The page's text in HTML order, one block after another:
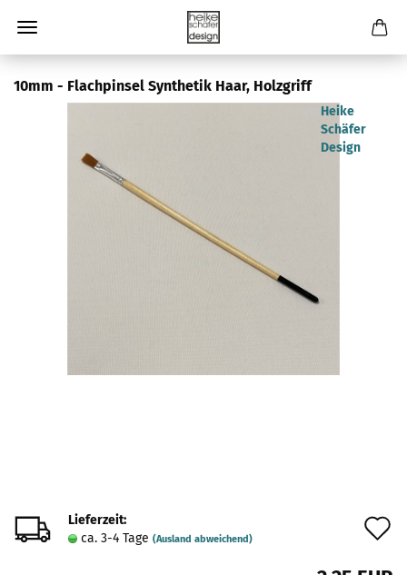
10mm - Flachpinsel Synthetik Haar, Holzgriff
Heike
Schäfer
Design
Lieferzeit:
ca. 3-4 Tage (Ausland abweichend)